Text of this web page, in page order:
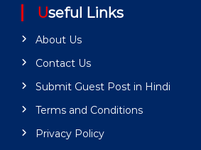
Useful Links
About Us
Contact Us
Submit Guest Post in Hindi
Terms and Conditions
Privacy Policy